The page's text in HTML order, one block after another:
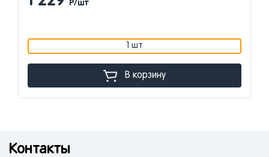
Р/шт
1 шт
В корзину
Контакты